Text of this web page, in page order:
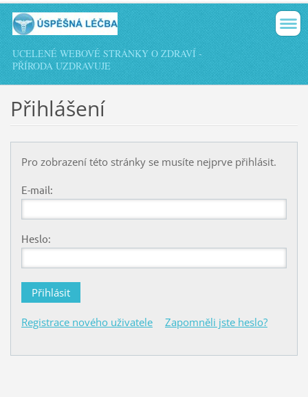
UCELENÉ WEBOVÉ STRÁNKY O ZDRAVÍ -
PŘÍRODA UZDRAVUJE
Přihlášení
Pro zobrazení této stránky se musíte nejprve přihlásit.
E-mail:
Heslo:
Registrace nového uživatele Zapomněli jste heslo?